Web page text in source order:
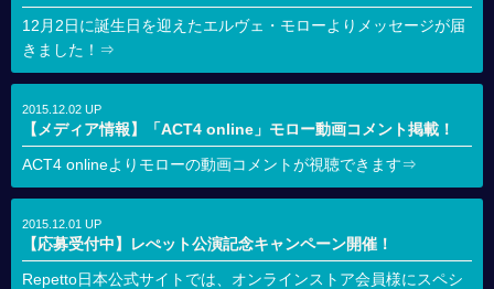
12月2日に誕生日を迎えたエルヴェ・モローよりメッセージが届
きました！⇒
2015.12.02 UP
【メディア情報】「ACT4 online」モロー動画コメント掲載！
ACT4 onlineよりモローの動画コメントが視聴できます⇒
2015.12.01 UP
【応募受付中】レぺット公演記念キャンペーン開催！
Repetto日本公式サイトでは、オンラインストア会員様にスペシ